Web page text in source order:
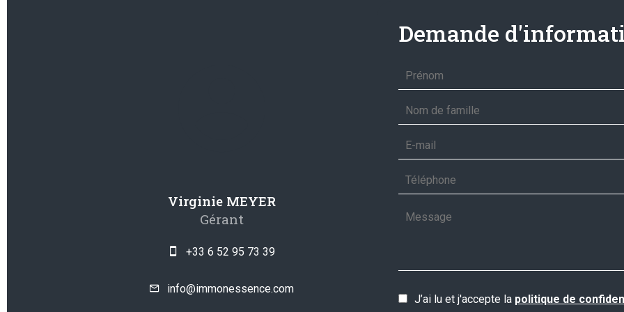
Virginie MEYER
Gérant
+33 6 52 95 73 39
info@immonessence.com
Demande
J’ai lu et j'accepte la politique de